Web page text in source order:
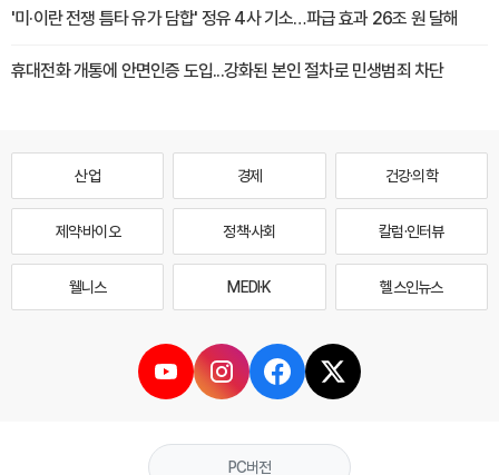
'미·이란 전쟁 틈타 유가 담합' 정유 4사 기소…파급 효과 26조 원 달해
휴대전화 개통에 안면인증 도입...강화된 본인 절차로 민생범죄 차단
산업 경제 건강·의학
제약·바이오 정책·사회 칼럼·인터뷰
웰니스 MEDI·K 헬스인뉴스
PC버전